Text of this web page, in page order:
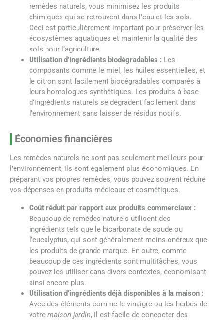
remèdes naturels, vous minimisez les produits
chimiques qui se retrouvent dans l’eau et les sols.
Ceci est particulièrement important pour préserver les
écosystèmes aquatiques et maintenir la qualité des
sols pour l’agriculture.
Utilisation d’ingrédients biodégradables : Les
composants comme le miel, les huiles essentielles, et
le citron sont facilement biodégradables comparés à
leurs homologues synthétiques. Les produits à base
d’ingrédients naturels se dégradent facilement dans
l’environnement sans laisser de résidus nocifs.
Économies financières
Les remèdes naturels ne sont pas seulement meilleurs pour
l’environnement; ils sont également plus économiques. En
préparant vos propres remèdes, vous pouvez souvent réduire
vos dépenses en produits médicaux et cosmétiques.
Coût réduit par rapport aux produits commerciaux :
Beaucoup de remèdes naturels utilisent des
ingrédients tels que le bicarbonate de soude ou
l’eucalyptus, qui sont généralement moins onéreux que
les produits de grande marque. En outre, comme
beaucoup de ces ingrédients sont multitâches, vous
pouvez les utiliser dans divers contextes, économisant
ainsi encore plus.
Utilisation d’ingrédients déjà disponibles à la maison :
Avec des éléments comme le vinaigre ou les herbes de
votre maison jardin, il est facile de concocter des